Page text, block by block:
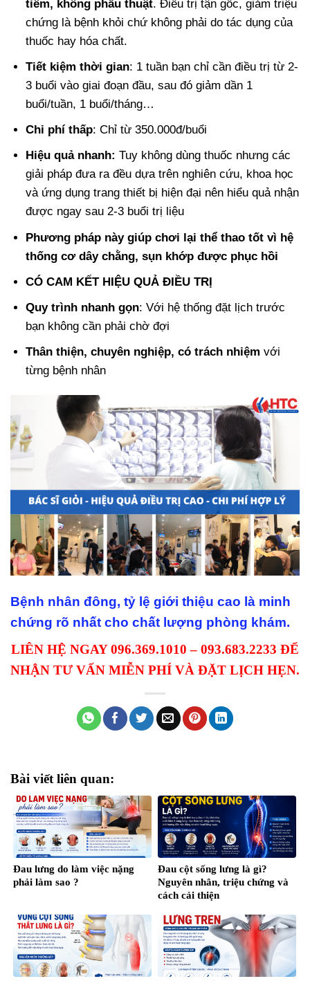
tiêm, không phẫu thuật. Điều trị tận gốc, giảm triệu
chứng là bệnh khỏi chứ không phải do tác dụng của
thuốc hay hóa chất.
Tiết kiệm thời gian: 1 tuần bạn chỉ cần điều trị từ 2-
3 buổi vào giai đoạn đầu, sau đó giảm dần 1
buổi/tuần, 1 buổi/tháng…
Chi phí thấp: Chỉ từ 350.000đ/buổi
Hiệu quả nhanh: Tuy không dùng thuốc nhưng các
giải pháp đưa ra đều dựa trên nghiên cứu, khoa học
và ứng dụng trang thiết bị hiện đại nên hiểu quả nhận
được ngay sau 2-3 buổi trị liệu
Phương pháp này giúp chơi lại thể thao tốt vì hệ
thống cơ dây chằng, sụn khớp được phục hồi
CÓ CAM KẾT HIỆU QUẢ ĐIỀU TRỊ
Quy trình nhanh gọn: Với hệ thống đặt lịch trước
bạn không cần phải chờ đợi
Thân thiện, chuyên nghiệp, có trách nhiệm với
từng bệnh nhân
Bệnh nhân đông, tỷ lệ giới thiệu cao là minh
chứng rõ nhất cho chất lượng phòng khám.
LIÊN HỆ NGAY 096.369.1010 – 093.683.2233 ĐỂ
NHẬN TƯ VẤN MIỄN PHÍ VÀ ĐẶT LỊCH HẸN.
Bài viết liên quan:
Đau lưng do làm việc nặng
phải làm sao ?
Đau cột sống lưng là gì?
Nguyên nhân, triệu chứng và
cách cải thiện